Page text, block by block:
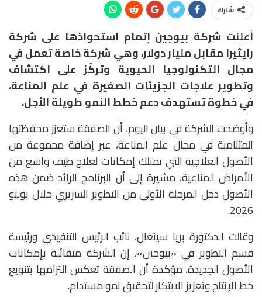
شارك
أعلنت شركة بيوجين إتمام استحواذها على شركة
رايثيرا مقابل مليار دولار، وهي شركة خاصة تعمل في
مجال التكنولوجيا الحيوية وتركّز على اكتشاف
وتطوير علاجات الجزيئات الصغيرة في علم المناعة،
في خطوة تستهدف دعم خطط النمو طويلة الأجل.
وأوضحت الشركة في بيان اليوم، أن الصفقة ستعزز محفظتها
المتنامية في مجال علم المناعة، عبر إضافة مجموعة من
الأصول العلاجية التي تمتلك إمكانات لعلاج طيف واسع من
الأمراض المناعية، مشيرة إلى أن البرنامج الرائد ضمن هذه
الأصول دخل المرحلة الأولى من التطوير السريري خلال يوليو
2026.
وقالت الدكتورة بريا سينغال، نائب الرئيس التنفيذي ورئيسة
قسم التطوير في «بيوجين»، إن الشركة متفائلة بإمكانات
الأصول الجديدة، مؤكدة أن الصفقة تعكس التزامها بتنويع
خط الإنتاج وتعزيز الابتكار لتحقيق نمو مستدام.